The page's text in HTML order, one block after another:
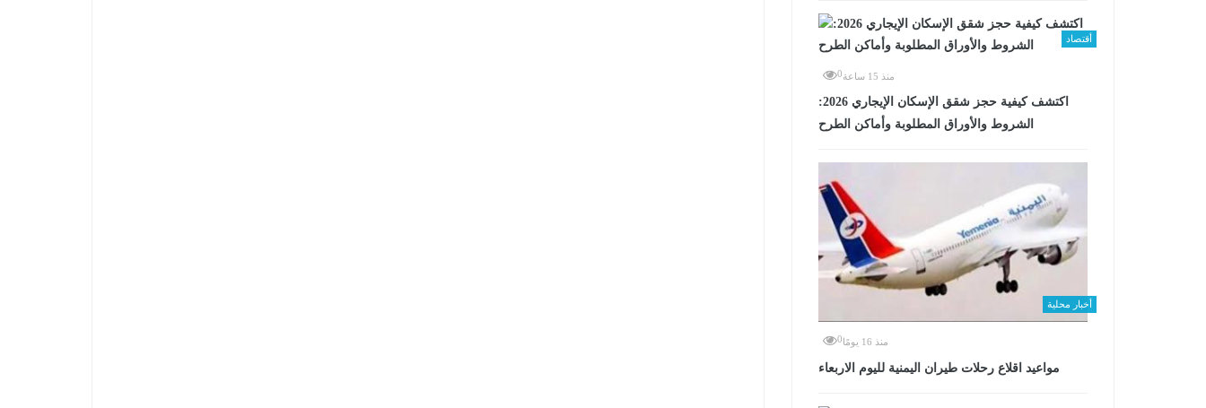
أقتصاد
منذ 15 ساعة 0
اكتشف كيفية حجز شقق الإسكان الإيجاري 2026:
الشروط والأوراق المطلوبة وأماكن الطرح
أخبار محلية
منذ 16 يومًا 0
مواعيد اقلاع رحلات طيران اليمنية لليوم الاربعاء